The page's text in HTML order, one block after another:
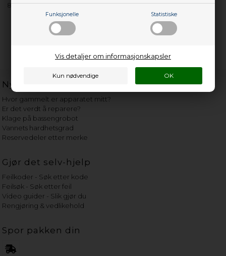
Funksjonelle Statistiske
Vis detaljer om informasjonskapsler
858645611000
Nyttige lenker
Hvor gammelt er apparatet mitt?
Er det verdt å reparere?
Klage på bassengrobot
Vannets hardhetsgrad
Reservedeler etter merke
Gjør det selv-hjelp
Feilkoder - Søk etter kode
Feilsøk - Søk etter feil
Video guider - Slik gjør du
Rengjøring & vedlikehold
Spor pakken din